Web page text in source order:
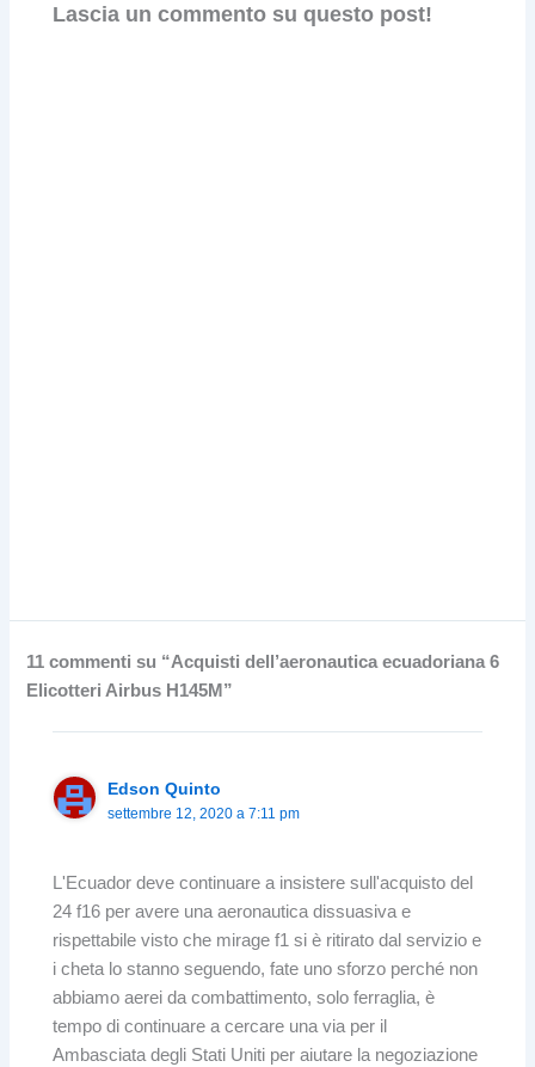
Lascia un commento su questo post!
11 commenti su “Acquisti dell’aeronautica ecuadoriana 6
Elicotteri Airbus H145M”
Edson Quinto
settembre 12, 2020 a 7:11 pm
L'Ecuador deve continuare a insistere sull'acquisto del
24 f16 per avere una aeronautica dissuasiva e
rispettabile visto che mirage f1 si è ritirato dal servizio e
i cheta lo stanno seguendo, fate uno sforzo perché non
abbiamo aerei da combattimento, solo ferraglia, è
tempo di continuare a cercare una via per il
Ambasciata degli Stati Uniti per aiutare la negoziazione